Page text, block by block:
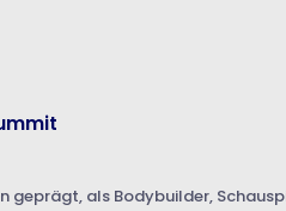
geprägt, als Bodybuilder,